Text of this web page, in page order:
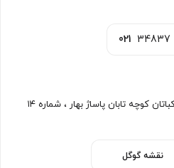
021 34837
کوچه تابان پاساژ بهار ، شماره ۱۴
نقشه گوگل